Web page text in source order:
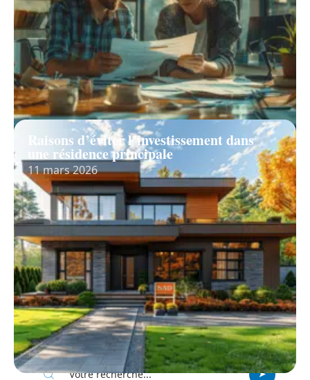
Raisons d’éviter l’investissement dans
une résidence principale
11 mars 2026
Recherche